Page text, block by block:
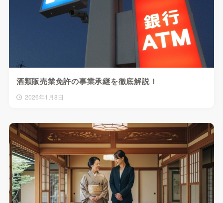
酒類販売業免許の事業承継を徹底解説！
2026年1月8日